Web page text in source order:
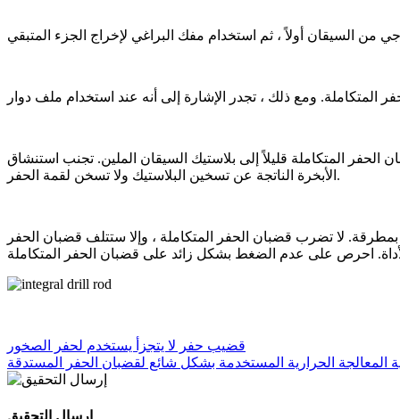
المتكاملة قليلاً إلى بلاستيك السيقان الملين. تجنب استنشاق
الأبخرة الناتجة عن تسخين البلاستيك ولا تسخن لقمة الحفر.
لا تضرب قضبان الحفر المتكاملة ، وإلا ستتلف قضبان الحفر
قضيب حفر لا يتجزأ يستخدم لحفر الصخور
المعالجة الحرارية المستخدمة بشكل شائع لقضبان الحفر المستدقة
إرسال التحقيق